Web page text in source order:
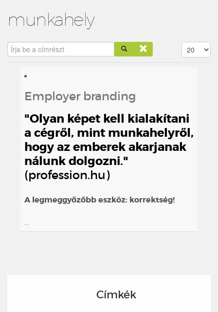
munkahely
Írja be a címrészt Tételek #
Employer branding
"Olyan képet kell kialakítani
a cégről, mint munkahelyről,
hogy az emberek akarjanak
nálunk dolgozni."
(profession.hu)
A legmeggyőzőbb eszköz: korrektség!
Címkék